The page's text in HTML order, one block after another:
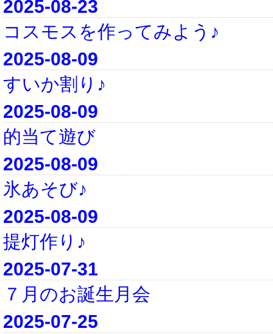
2025-08-23
コスモスを作ってみよう♪
2025-08-09
すいか割り♪
2025-08-09
的当て遊び
2025-08-09
氷あそび♪
2025-08-09
提灯作り♪
2025-07-31
７月のお誕生月会
2025-07-25